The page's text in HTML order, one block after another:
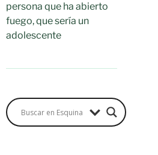
persona que ha abierto
fuego, que sería un
adolescente